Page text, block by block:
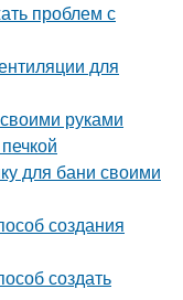
проблем с
для
руками
для бани своими
создания
создать